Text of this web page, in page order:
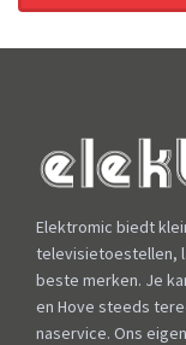
Elektromic biedt
televisietoestellen,
beste merken. Je
en Hove steeds
naservice. Ons